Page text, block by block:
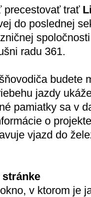
precestovať trať
do poslednej
radu 361.
budete
jazdy
pamiatky sa v
o
vjazd do
v ktorom je